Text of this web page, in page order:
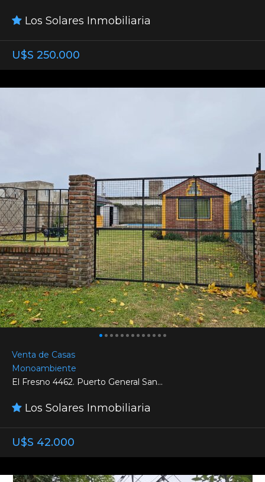
Los Solares Inmobiliaria
U$S 250.000
Venta de Casas
Monoambiente
El Fresno 4462. Puerto General San...
Los Solares Inmobiliaria
U$S 42.000